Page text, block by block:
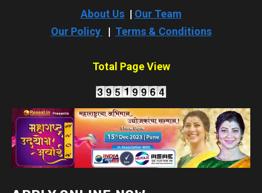
About Us| Our Team
Our Policy
| Terms & Conditions
Total Page View